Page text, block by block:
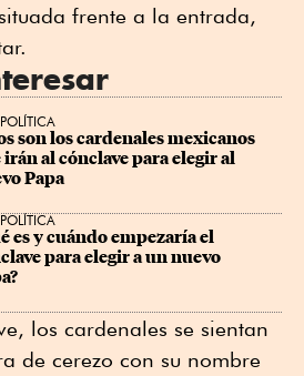
frente a la entrada,
son los cardenales mexicanos
irán al cónclave para elegir al
Papa
es y cuándo empezaría el
para elegir a un nuevo
los cardenales se sientan
de cerezo con su nombre